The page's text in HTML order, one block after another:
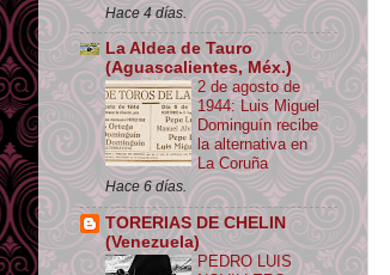
Hace 4 días.
La Aldea de Tauro
(Aguascalientes, Méx.)
2 de agosto de
1944: Luis Miguel
Dominguín recibe
la alternativa en
La Coruña
Hace 6 días.
TORERIAS DE CHELIN
(Venezuela)
PEDRO LUIS